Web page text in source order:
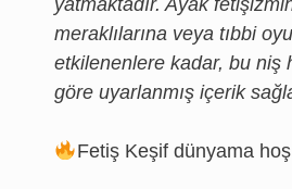
yatmaktadır. Ayak
meraklılarına veya tıbbi
etkilenenlere kadar, bu niş
göre uyarlanmış içerik
Fetiş Keşif dünyama